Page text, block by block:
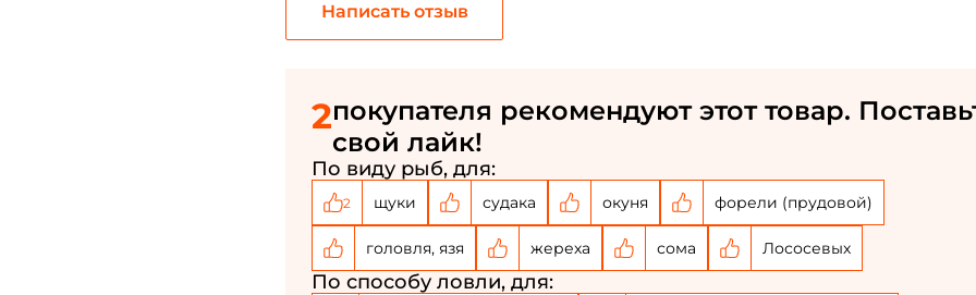
Написать отзыв
2покупателя рекомендуют этот товар.
свой лайк!
По виду рыб, для:
2 щуки судака окуня форели (прудовой)
головля, язя жереха сома Лососевых
По способу ловли, для:
Номер телефона: *
Придумайте пароль: *